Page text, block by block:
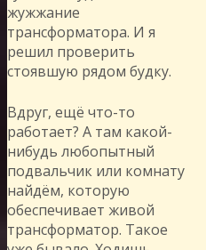
жужжание
трансформатора. И я
решил проверить
стоявшую рядом будку.
Вдруг, ещё что-то
работает? А там какой-
нибудь любопытный
подвальчик или комнату
найдём, которую
обеспечивает живой
трансформатор. Такое